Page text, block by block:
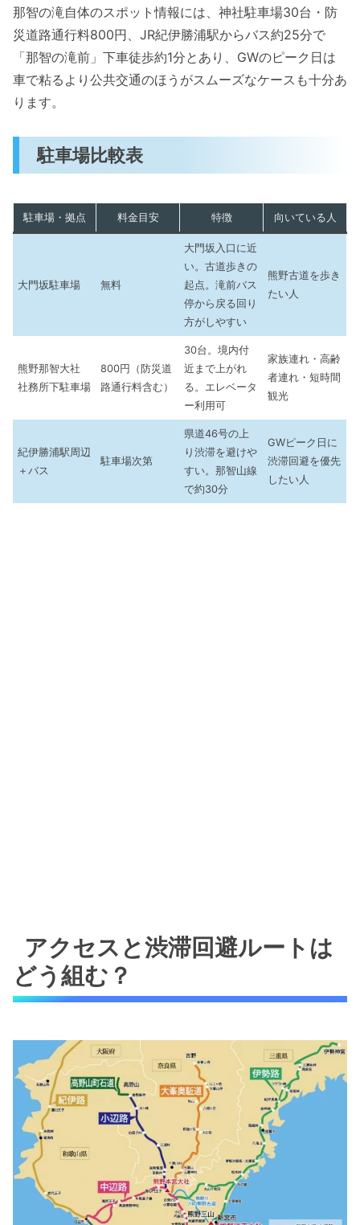
那智の滝自体のスポット情報には、神社駐車場30台・防
災道路通行料800円、JR紀伊勝浦駅からバス約25分で
「那智の滝前」下車徒歩約1分とあり、GWのピーク日は
車で粘るより公共交通のほうがスムーズなケースも十分あ
ります。
駐車場比較表
駐車場・拠点 料金目安 特徴 向いている人
大門坂駐車場 無料
大門坂入口に近
い。古道歩きの
起点。滝前バス
停から戻る回り
方がしやすい
熊野古道を歩き
たい人
熊野那智大社
社務所下駐車場
800円（防災道
路通行料含む）
30台。境内付
近まで上がれ
る。エレベータ
ー利用可
家族連れ・高齢
者連れ・短時間
観光
紀伊勝浦駅周辺
＋バス
駐車場次第
県道46号の上
り渋滞を避けや
すい。那智山線
で約30分
GWピーク日に
渋滞回避を優先
したい人
アクセスと渋滞回避ルートは
どう組む？